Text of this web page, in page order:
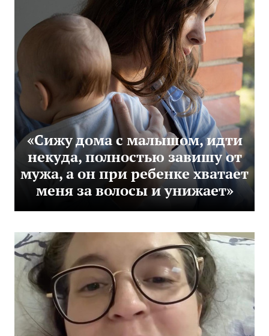
«Сижу дома с малышом, идти
некуда, полностью завишу от
мужа, а он при ребенке хватает
меня за волосы и унижает»